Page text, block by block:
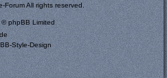
All rights reserved.
phpBB Limited
Style-Design